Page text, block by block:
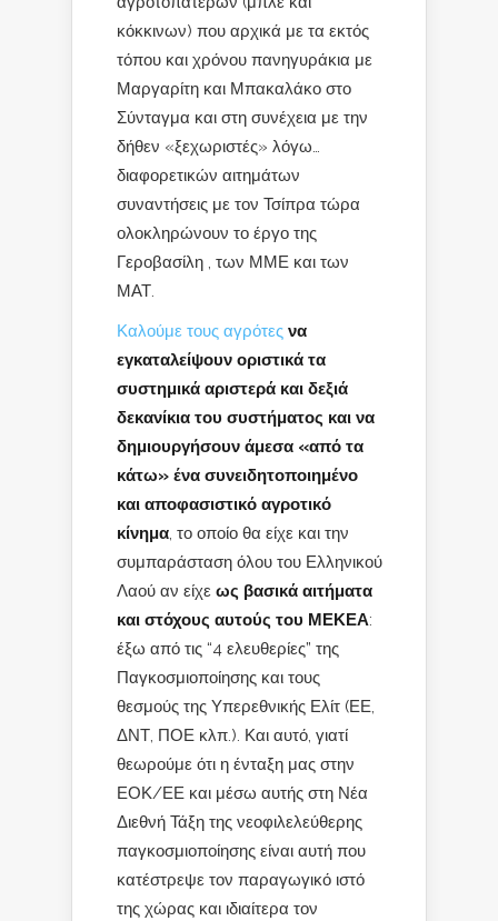
κόκκινων) που αρχικά με τα εκτός
τόπου και χρόνου πανηγυράκια με
Μαργαρίτη και Μπακαλάκο στο
Σύνταγμα και στη συνέχεια με την
δήθεν «ξεχωριστές» λόγω…
διαφορετικών αιτημάτων
συναντήσεις με τον Τσίπρα τώρα
ολοκληρώνουν το έργο της
Γεροβασίλη , των ΜΜΕ και των
ΜΑΤ.
Καλούμε τους αγρότες να
εγκαταλείψουν οριστικά τα
συστημικά αριστερά και δεξιά
δεκανίκια του συστήματος και να
δημιουργήσουν άμεσα «από τα
κάτω» ένα συνειδητοποιημένο
και αποφασιστικό αγροτικό
κίνημα, το οποίο θα είχε και την
συμπαράσταση όλου του Ελληνικού
Λαού αν είχε ως βασικά αιτήματα
και στόχους αυτούς του ΜΕΚΕΑ:
έξω από τις “4 ελευθερίες” της
Παγκοσμιοποίησης και τους
θεσμούς της Υπερεθνικής Ελίτ (ΕΕ,
ΔΝΤ, ΠΟΕ κλπ.). Και αυτό, γιατί
θεωρούμε ότι η ένταξη μας στην
ΕΟΚ/ΕΕ και μέσω αυτής στη Νέα
Διεθνή Τάξη της νεοφιλελεύθερης
παγκοσμιοποίησης είναι αυτή που
κατέστρεψε τον παραγωγικό ιστό
της χώρας και ιδιαίτερα τον